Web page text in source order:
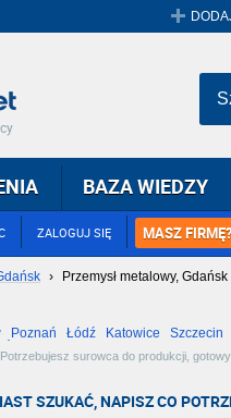
ZALOGUJ SIĘ MASZ
BAZA WIEDZY
› Przemysł metalowy, Gdańsk
Poznań Łódź Katowice Szczecin
surowca do produkcji,
SZUKAĆ, NAPISZ CO